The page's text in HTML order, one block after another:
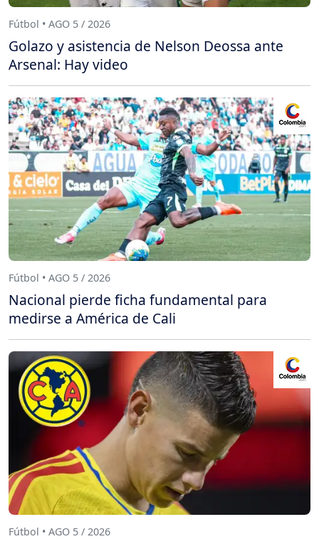
Fútbol • AGO 5 / 2026
Golazo y asistencia de Nelson Deossa ante
Arsenal: Hay video
Fútbol • AGO 5 / 2026
Nacional pierde ficha fundamental para
medirse a América de Cali
Fútbol • AGO 5 / 2026